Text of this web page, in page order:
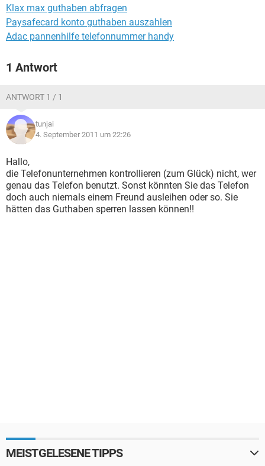
Klax max guthaben abfragen
Paysafecard konto guthaben auszahlen
Adac pannenhilfe telefonnummer handy
1 Antwort
ANTWORT 1 / 1
tunjai
4. September 2011 um 22:26
Hallo,
die Telefonunternehmen kontrollieren (zum Glück) nicht, wer
genau das Telefon benutzt. Sonst könnten Sie das Telefon
doch auch niemals einem Freund ausleihen oder so. Sie
hätten das Guthaben sperren lassen können!!
MEISTGELESENE TIPPS